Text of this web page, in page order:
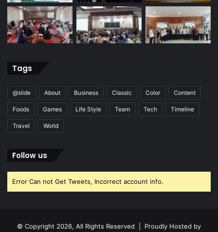
Tags
@slide About Business Classic Color Content
Foods Games Life Style Team Tech Timeline
Travel World
Follow us
Error Can not Get Tweets, Incorrect account info.
© Copyright 2026, All Rights Reserved | Proudly Hosted by